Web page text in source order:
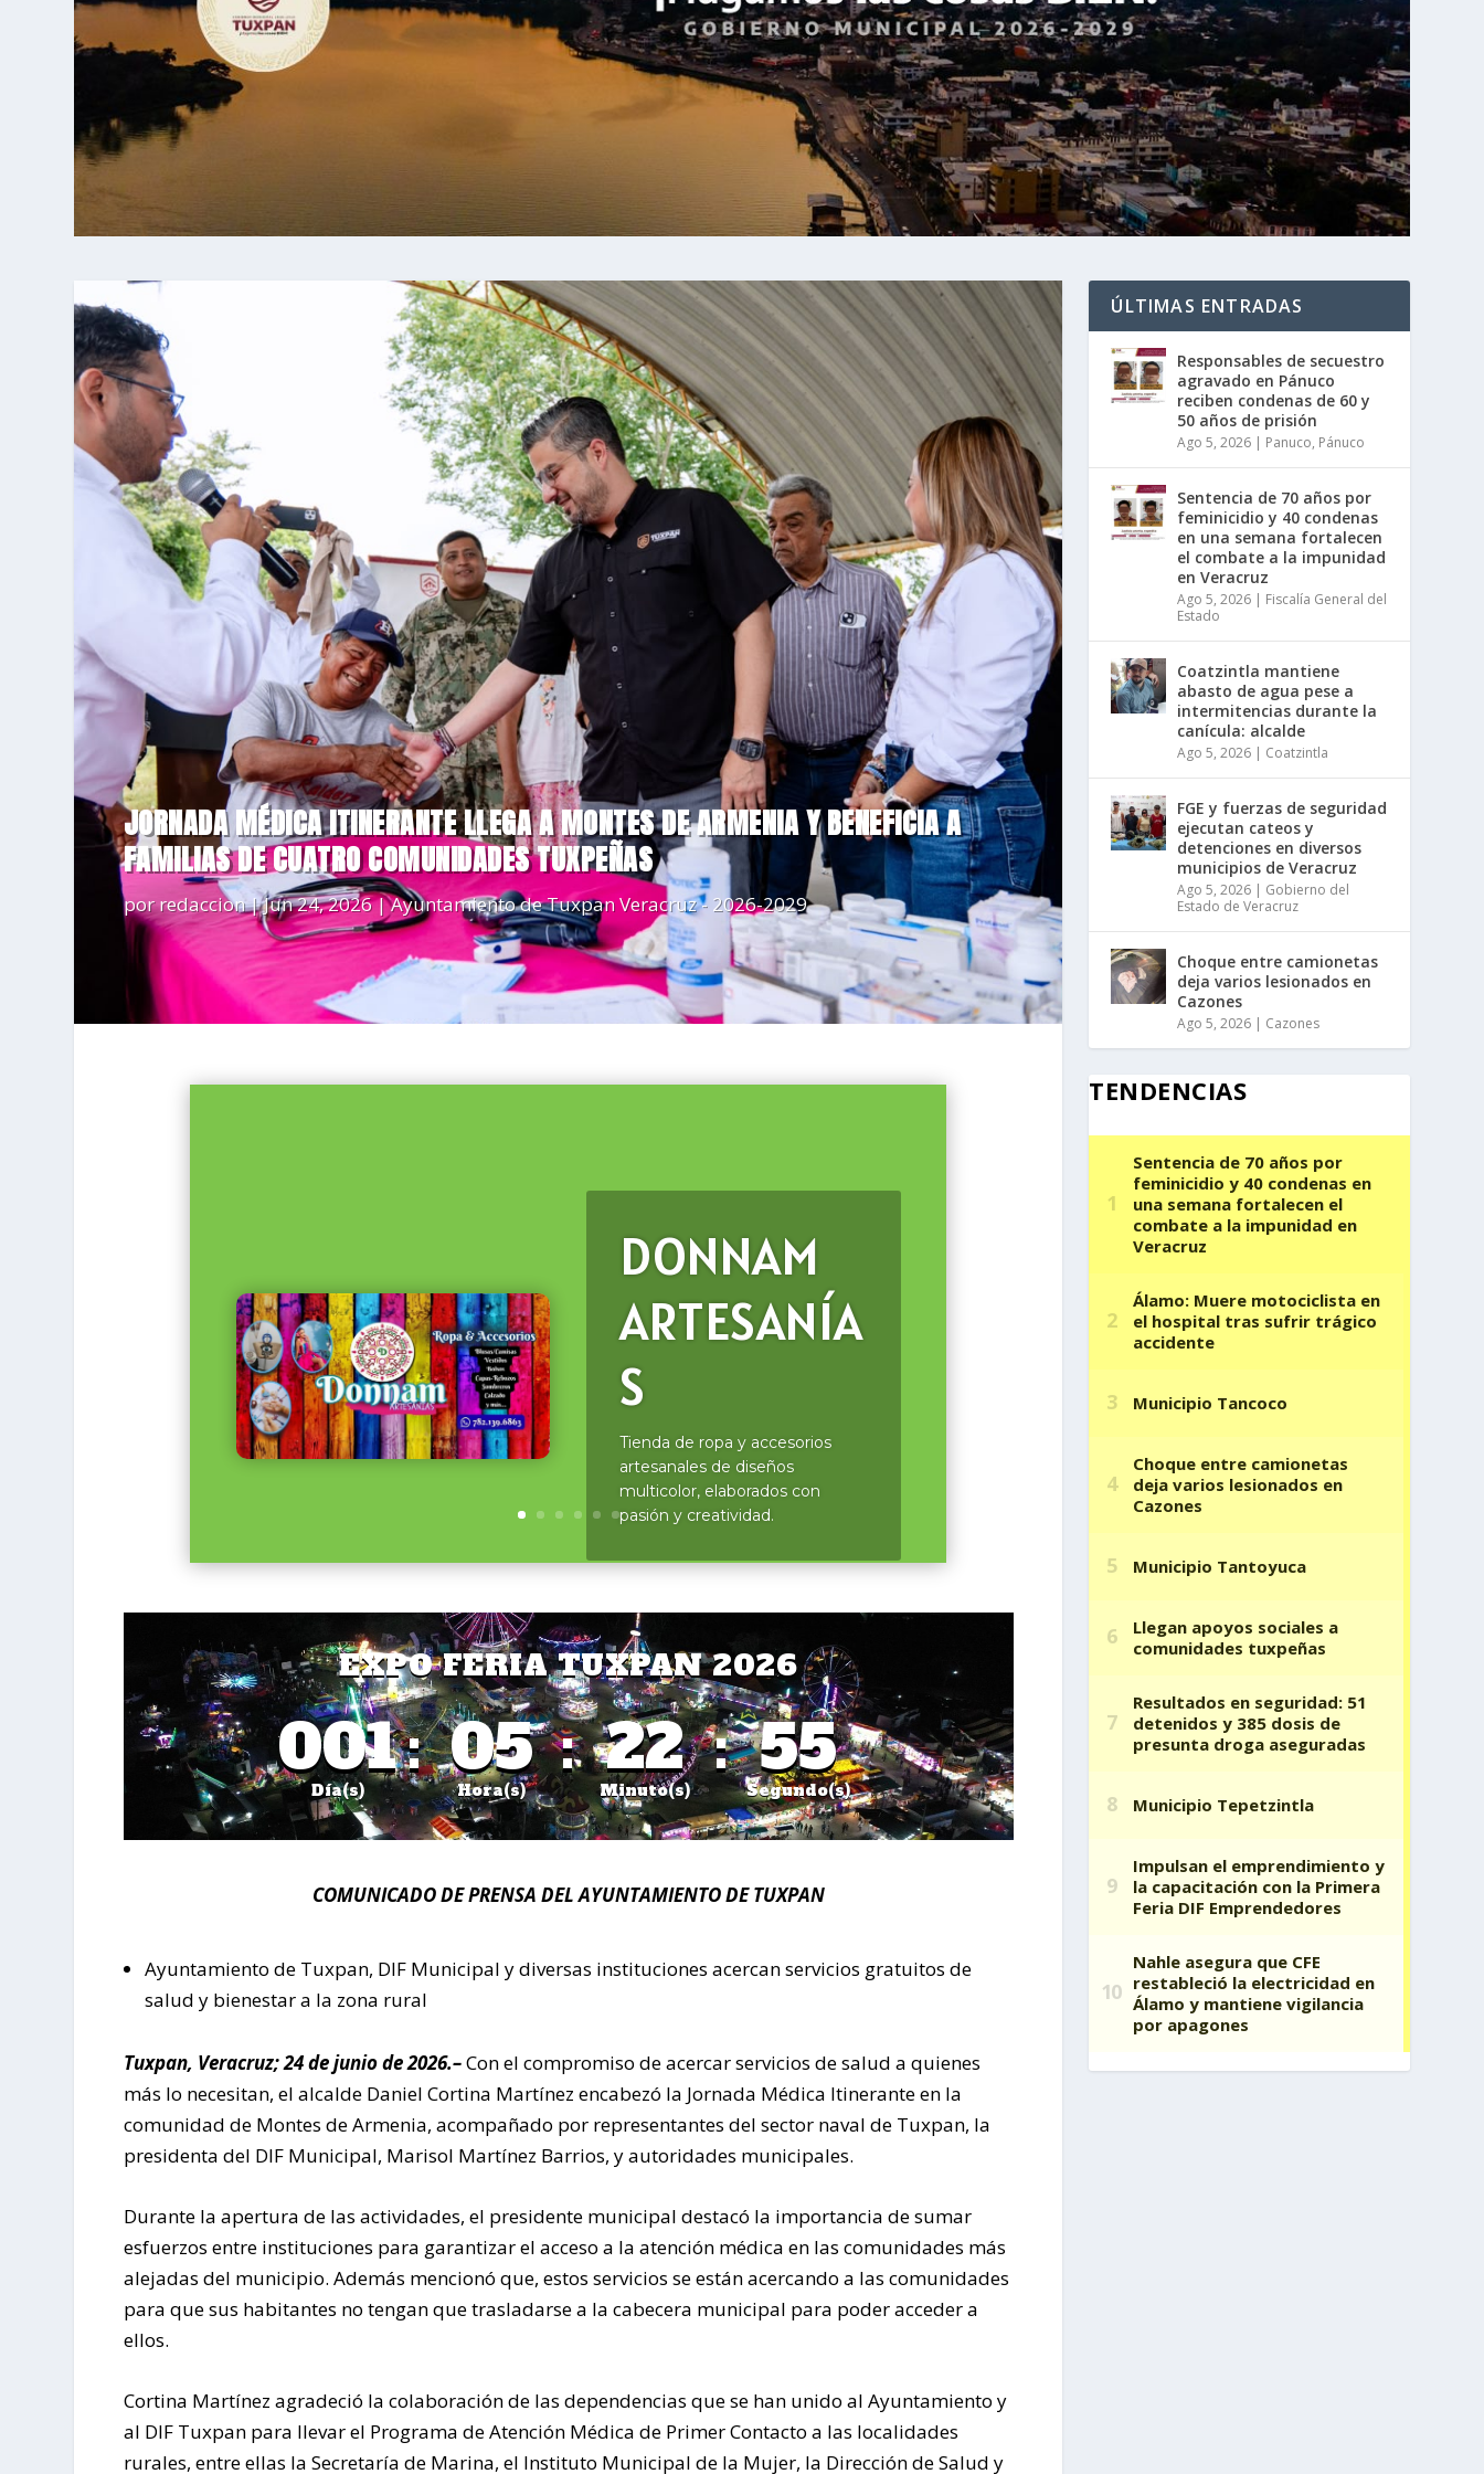
JORNADA MÉDICA ITINERANTE LLEGA A MONTES DE ARMENIA Y BENEFICIA A
FAMILIAS DE CUATRO COMUNIDADES TUXPEÑAS
porredaccion|Jun 24, 2026|Ayuntamiento de Tuxpan Veracruz - 2026-2029
DONNAM
ARTESANÍA
S
Tienda de ropa y accesorios
artesanales de diseños
multicolor, elaborados con
pasión y creatividad.
EXPO FERIA TUXPAN 2026
001
Día(s)
: 05
Hora(s)
: 22
Minuto(s)
: 53
Segundo(s)
COMUNICADO DE PRENSA DEL AYUNTAMIENTO DE TUXPAN
Ayuntamiento de Tuxpan, DIF Municipal y diversas instituciones acercan servicios gratuitos de
salud y bienestar a la zona rural
Tuxpan, Veracruz; 24 de junio de 2026.–Con el compromiso de acercar servicios de salud a quienes
más lo necesitan, el alcalde Daniel Cortina Martínez encabezó la Jornada Médica Itinerante en la
comunidad de Montes de Armenia, acompañado por representantes del sector naval de Tuxpan, la
presidenta del DIF Municipal, Marisol Martínez Barrios, y autoridades municipales.
Durante la apertura de las actividades, el presidente municipal destacó la importancia de sumar
esfuerzos entre instituciones para garantizar el acceso a la atención médica en las comunidades más
alejadas del municipio. Además mencionó que, estos servicios se están acercando a las comunidades
para que sus habitantes no tengan que trasladarse a la cabecera municipal para poder acceder a
ellos.
Cortina Martínez agradeció la colaboración de las dependencias que se han unido al Ayuntamiento y
al DIF Tuxpan para llevar el Programa de Atención Médica de Primer Contacto a las localidades
rurales, entre ellas la Secretaría de Marina, el Instituto Municipal de la Mujer, la Dirección de Salud y
ÚLTIMAS ENTRADAS
Responsables de secuestro
agravado en Pánuco
reciben condenas de 60 y
50 años de prisión
Ago 5, 2026 | Panuco, Pánuco
Sentencia de 70 años por
feminicidio y 40 condenas
en una semana fortalecen
el combate a la impunidad
en Veracruz
Ago 5, 2026 | Fiscalía General del
Estado
Coatzintla mantiene
abasto de agua pese a
intermitencias durante la
canícula: alcalde
Ago 5, 2026 | Coatzintla
FGE y fuerzas de seguridad
ejecutan cateos y
detenciones en diversos
municipios de Veracruz
Ago 5, 2026 | Gobierno del
Estado de Veracruz
Choque entre camionetas
deja varios lesionados en
Cazones
Ago 5, 2026 | Cazones
TENDENCIAS